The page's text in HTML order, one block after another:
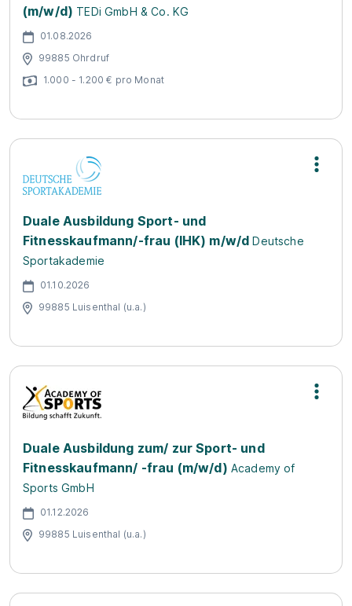
(m/w/d) TEDi GmbH & Co. KG
01.08.2026
99885 Ohrdruf
1.000 - 1.200 € pro Monat
Duale Ausbildung Sport- und
Fitnesskaufmann/-frau (IHK) m/w/d Deutsche
Sportakademie
01.10.2026
99885 Luisenthal (u.a.)
Duale Ausbildung zum/ zur Sport- und
Fitnesskaufmann/ -frau (m/w/d) Academy of
Sports GmbH
01.12.2026
99885 Luisenthal (u.a.)